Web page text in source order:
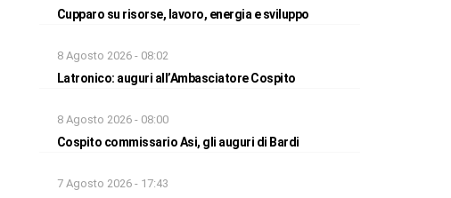
Cupparo su risorse, lavoro, energia e sviluppo
8 Agosto 2026 - 08:02
Latronico: auguri all’Ambasciatore Cospito
8 Agosto 2026 - 08:00
Cospito commissario Asi, gli auguri di Bardi
7 Agosto 2026 - 17:43